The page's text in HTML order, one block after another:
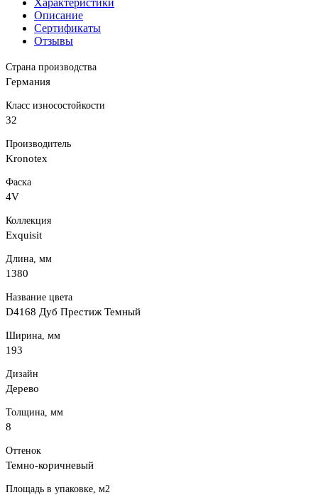
Описание
Сертификаты
Отзывы
Страна производства
Германия
Класс износостойкости
32
Производитель
Kronotex
Фаска
4V
Коллекция
Exquisit
Длина, мм
1380
Название цвета
D4168 Дуб Престиж Темный
Ширина, мм
193
Дизайн
Дерево
Толщина, мм
8
Оттенок
Темно-коричневый
Площадь в упаковке, м2